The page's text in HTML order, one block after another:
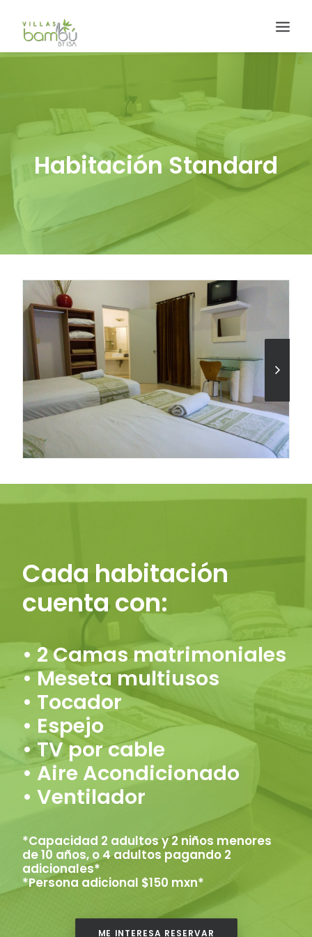
HACIENDA BAMBÚ [BACALAR]
Search
Habitación Standard
Cada habitación
cuenta con:
• 2 Camas matrimoniales
• Meseta multiusos
• Tocador
• Espejo
• TV por cable
• Aire Acondicionado
• Ventilador
*Capacidad 2 adultos y 2 niños menores
de 10 años, o 4 adultos pagando 2
adicionales*
*Persona adicional $150 mxn*
ME INTERESA RESERVAR